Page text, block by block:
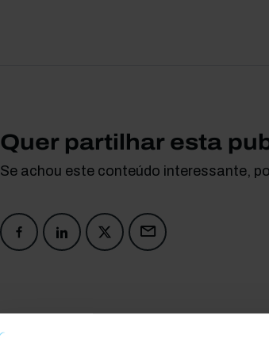
Quer partilhar esta
Se achou este conteúdo interessante,